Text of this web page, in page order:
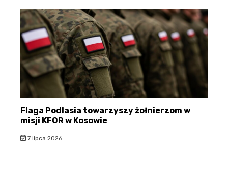
Flaga Podlasia towarzyszy żołnierzom w
misji KFOR w Kosowie
7 lipca 2026